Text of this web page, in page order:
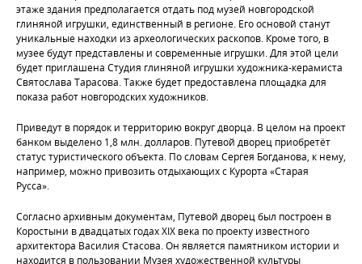
этаже здания предполагается отдать под музей новгородской
глиняной игрушки, единственный в регионе. Его основой станут
уникальные находки из археологических раскопов. Кроме того, в
музее будут представлены и современные игрушки. Для этой цели
будет приглашена Студия глиняной игрушки художника-керамиста
Святослава Тарасова. Также будет предоставлена площадка для
показа работ новгородских художников.
Приведут в порядок и территорию вокруг дворца. В целом на проект
банком выделено 1,8 млн. долларов. Путевой дворец приобретёт
статус туристического объекта. По словам Сергея Богданова, к нему,
например, можно привозить отдыхающих с Курорта «Старая
Русса».
Согласно архивным документам, Путевой дворец был построен в
Коростыни в двадцатых годах XIX века по проекту известного
архитектора Василия Стасова. Он является памятником истории и
находится в пользовании Музея художественной культуры